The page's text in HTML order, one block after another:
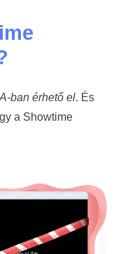
ban érhető el. És
a Showtime